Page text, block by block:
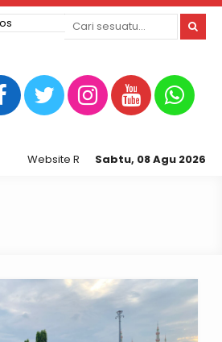
Sabtu, 08 Agu 2026
Website Resmi Kepolisian Resor Tegal